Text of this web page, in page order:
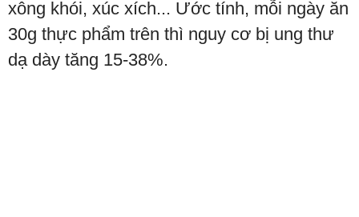
xông khói, xúc xích... Ước tính, mỗi ngày ăn
30g thực phẩm trên thì nguy cơ bị ung thư
dạ dày tăng 15-38%.